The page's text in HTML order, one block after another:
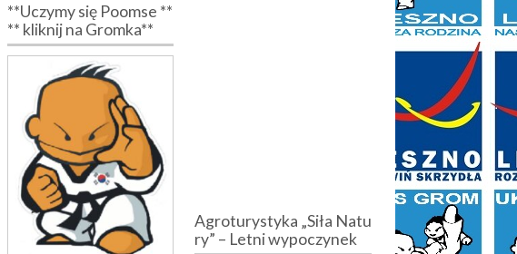
**Uczymy się Poomse **
** kliknij na Gromka**
Agroturystyka „Siła Natu
ry” – Letni wypoczynek